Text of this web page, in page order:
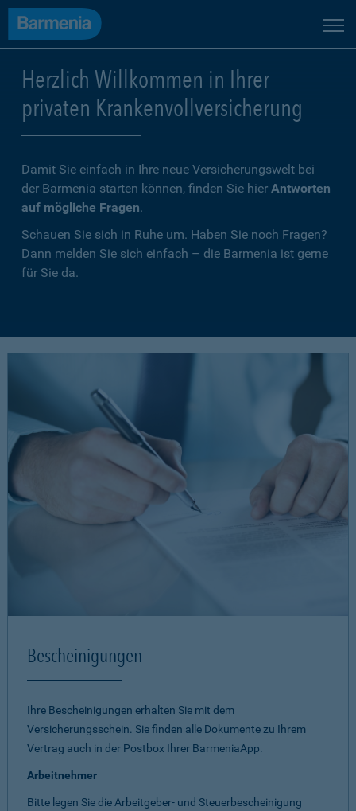
Herzlich Willkommen in Ihrer
privaten Krankenvollversicherung
Damit Sie einfach in Ihre neue Versicherungswelt bei
der Barmenia starten können, finden Sie hier Antworten
auf mögliche Fragen.
Schauen Sie sich in Ruhe um. Haben Sie noch Fragen?
Dann melden Sie sich einfach – die Barmenia ist gerne
für Sie da.
Bescheinigungen
Ihre Bescheinigungen erhalten Sie mit dem
Versicherungsschein. Sie finden alle Dokumente zu Ihrem
Vertrag auch in der Postbox Ihrer BarmeniaApp.
Arbeitnehmer
Bitte legen Sie die Arbeitgeber- und Steuerbescheinigung